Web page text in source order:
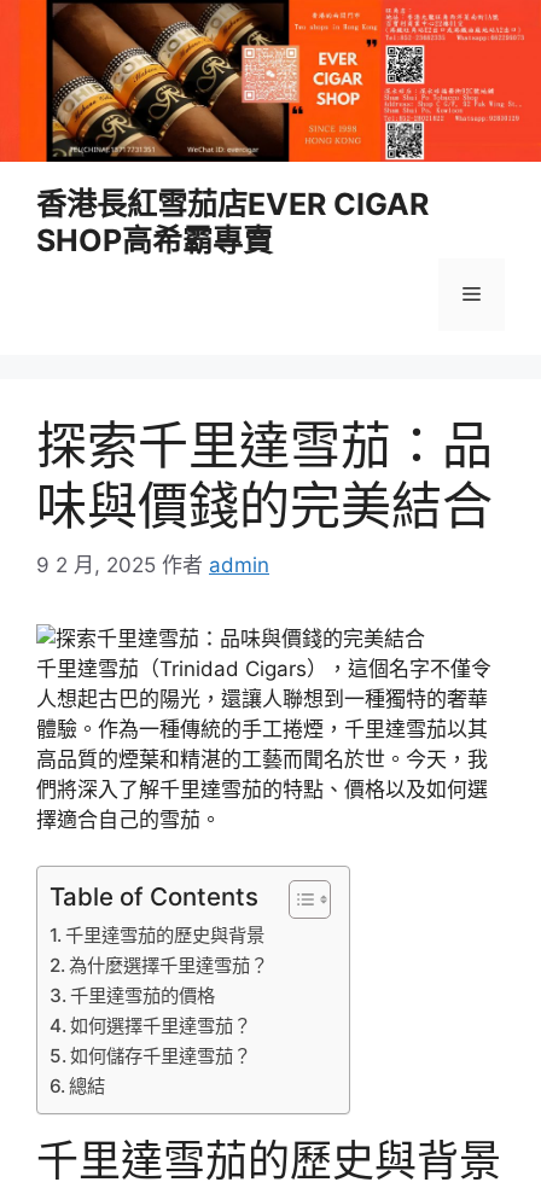
香港長紅雪茄店EVER CIGAR
SHOP高希霸專賣
選
探索千里達雪茄：品
味與價錢的完美結合
9 2 月, 2025 作者 admin
千里達雪茄（Trinidad Cigars），這個名字不僅令
人想起古巴的陽光，還讓人聯想到一種獨特的奢華
體驗。作為一種傳統的手工捲煙，千里達雪茄以其
高品質的煙葉和精湛的工藝而聞名於世。今天，我
們將深入了解千里達雪茄的特點、價格以及如何選
擇適合自己的雪茄。
Table of Contents
千里達雪茄的歷史與背景
為什麼選擇千里達雪茄？
千里達雪茄的價格
如何選擇千里達雪茄？
如何儲存千里達雪茄？
總結
千里達雪茄的歷史與背景